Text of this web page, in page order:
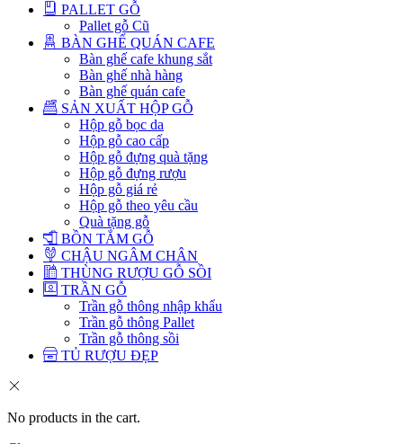
PALLET GỖ
Pallet gỗ Cũ
BÀN GHẾ QUÁN CAFE
Bàn ghế cafe khung sắt
Bàn ghế nhà hàng
Bàn ghế quán cafe
SẢN XUẤT HỘP GỖ
Hộp gỗ bọc da
Hộp gỗ cao cấp
Hộp gỗ đựng quà tặng
Hộp gỗ đựng rượu
Hộp gỗ giá rẻ
Hộp gỗ theo yêu cầu
Quà tặng gỗ
BỒN TẮM GỖ
CHẬU NGÂM CHÂN
THÙNG RƯỢU GỖ SỒI
TRẦN GỖ
Trần gỗ thông nhập khẩu
Trần gỗ thông Pallet
Trần gỗ thông sồi
TỦ RƯỢU ĐẸP
No products in the cart.